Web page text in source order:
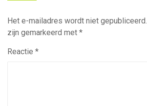
Het e-mailadres wordt niet gepubliceerd.
zijn gemarkeerd met *
Reactie *